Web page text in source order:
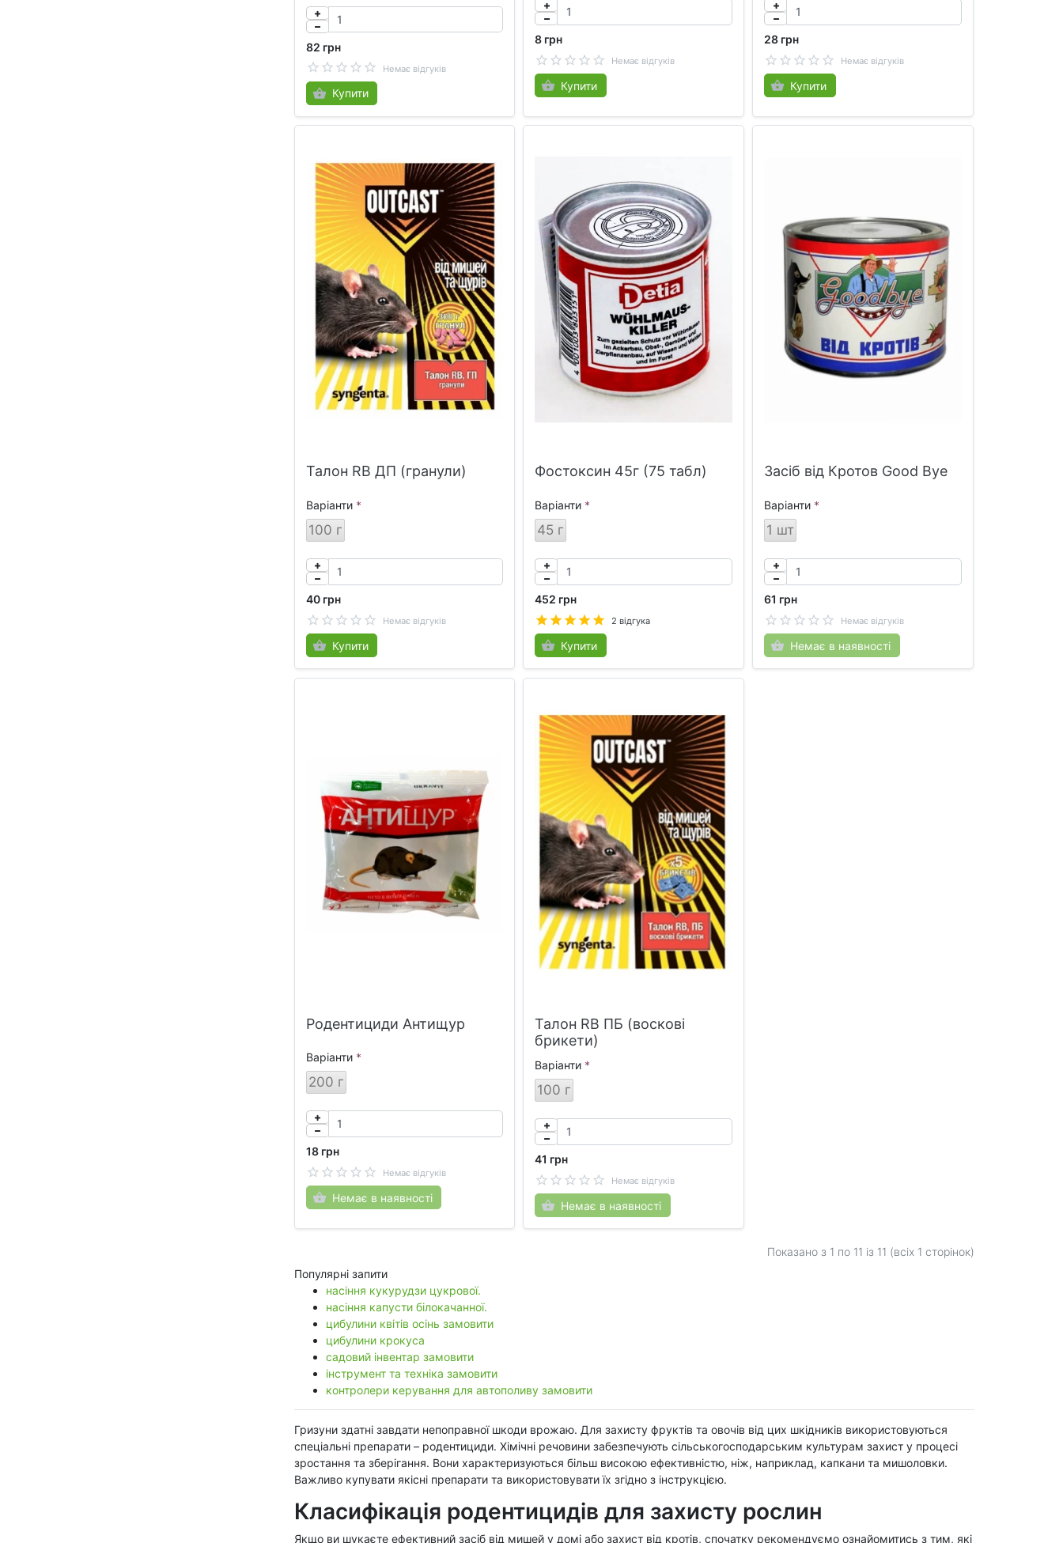
82 грн
Немає відгуків
Купити
8 грн
Немає відгуків
Купити
28 грн
Немає відгуків
Купити
Талон RB ДП (гранули)
Варіанти
100 г
40 грн
Немає відгуків
Купити
Фостоксин 45г (75 табл)
Варіанти
45 г
452 грн
2 відгука
Купити
Засіб від Кротов Good Bye
Варіанти
1 шт
61 грн
Немає відгуків
Немає в наявності
Родентициди Антищур
Варіанти
200 г
18 грн
Немає відгуків
Немає в наявності
Талон RB ПБ (воскові
брикети)
Варіанти
100 г
41 грн
Немає відгуків
Немає в наявності
Показано з 1 по 11 із 11 (всіх 1 сторінок)
Популярні запити
насіння кукурудзи цукрової.
насіння капусти білокачанної.
цибулини квітів осінь замовити
цибулини крокуса
садовий інвентар замовити
інструмент та техніка замовити
контролери керування для автополиву замовити
Гризуни здатні завдати непоправної шкоди врожаю. Для захисту фруктів та овочів від цих шкідників використовуються
спеціальні препарати – родентициди. Хімічні речовини забезпечують сільськогосподарським культурам захист у процесі
зростання та зберігання. Вони характеризуються більш високою ефективністю, ніж, наприклад, капкани та мишоловки.
Важливо купувати якісні препарати та використовувати їх згідно з інструкцією.
Класифікація родентицидів для захисту рослин
Якщо ви шукаєте ефективний засіб від мишей у домі або захист від кротів, спочатку рекомендуємо ознайомитись з тим, які